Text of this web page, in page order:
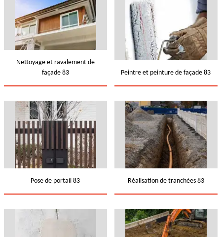
Nettoyage et ravalement de
façade 83
Peintre et peinture de façade 83
Pose de portail 83 Réalisation de tranchées 83